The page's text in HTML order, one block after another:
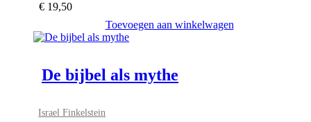
€ 19,50
Toevoegen aan winkelwagen
De bijbel als mythe
Israel Finkelstein